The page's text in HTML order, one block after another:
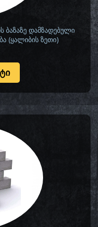
ბაზაზე დამზადებული
(ყალიბის ზეთი)